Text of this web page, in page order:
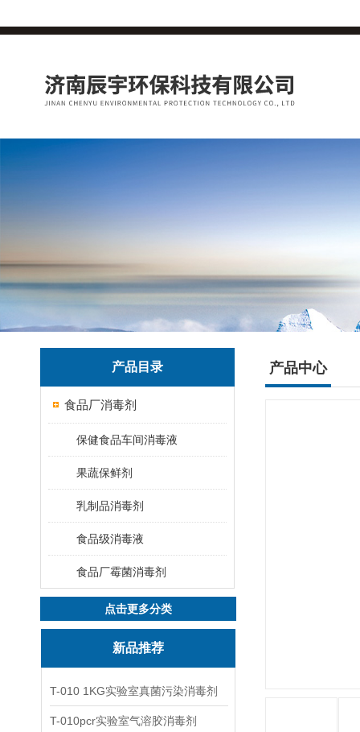
产品目录
食品厂消毒剂
保健食品车间消毒液
果蔬保鲜剂
乳制品消毒剂
食品级消毒液
食品厂霉菌消毒剂
点击更多分类
新品推荐
T-010 1KG实验室真菌污染消毒剂
T-010pcr实验室气溶胶消毒剂
产品中心